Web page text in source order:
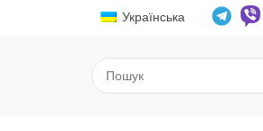
Українська